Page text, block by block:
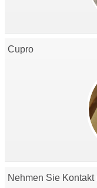
Cupro
Nehmen Sie Kontakt